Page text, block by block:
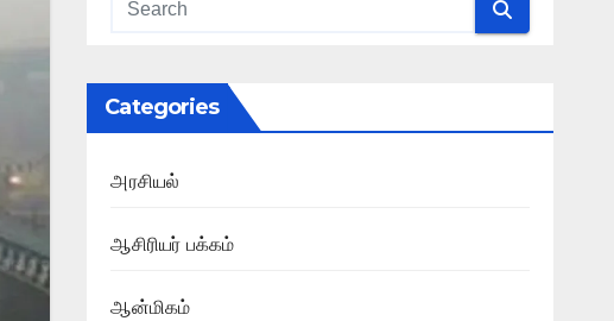
Categories
அரசியல்
ஆசிரியர் பக்கம்
ஆன்மிகம்